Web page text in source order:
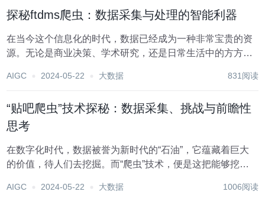
探秘ftdms爬虫：数据采集与处理的智能利器
在当今这个信息化的时代，数据已经成为一种非常宝贵的资
源。无论是商业决策、学术研究，还是日常生活中的方方面
如何高效地获取这些数据，成为了一个亟待解决的问题。
AIGC 2024-05-22 大数据 831阅读
“贴吧爬虫”技术探秘：数据采集、挑战与前瞻性
思考
在数字化时代，数据被誉为新时代的“石油”，它蕴藏着巨大
的价值，待人们去挖掘。而“爬虫”技术，便是这把能够挖掘
台的数据采集工具，其背后蕴含着哪些技术原理？又面临着
AIGC 2024-05-22 大数据 1006阅读